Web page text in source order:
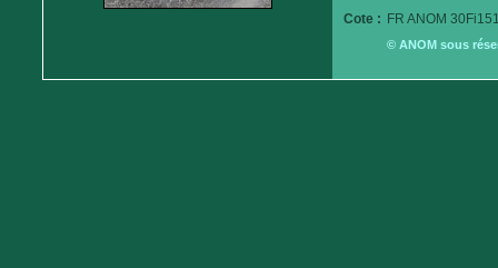
Cote : FR ANOM
© ANOM sous